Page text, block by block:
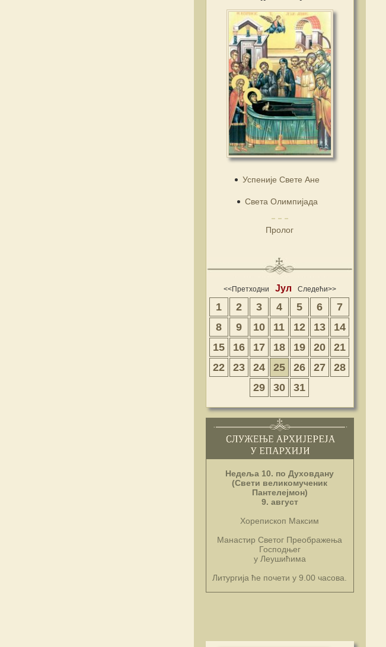
Успеније Свете Ане
Света Олимпијада
Пролог
<<Претходни Јул Следећи>>
1 2 3 4 5 6
7
8
9 10 11 12 13
14
15
16 17 18 19 20
21
22
23 24 25 26 27
28
29
30 31
Недеља 10. по Духовдану
(Свети великомученик
Пантелејмон)
9. август
Хорепископ Максим
Манастир Светог Преображења
Господњег
у Леушићима
Литургија ће почети у 9.00 часова.